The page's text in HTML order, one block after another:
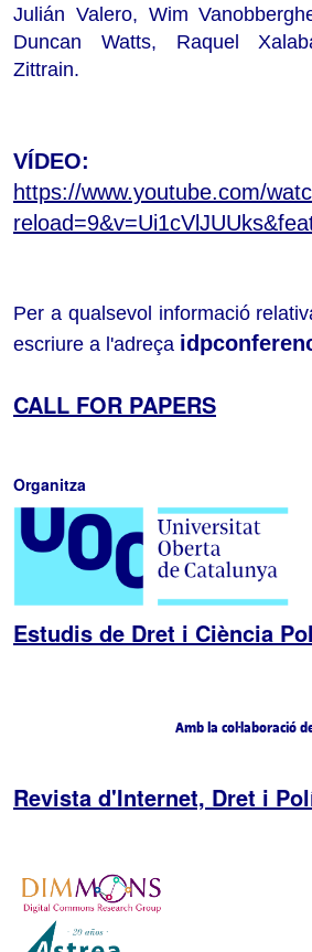
Julián Valero, Wim
Duncan Watts, Raquel
Zittrain.
VÍDEO:
https://www.youtube.com/
Per a qualsevol informació
escriure a l'adreça
CALL FOR PAPERS
Organitza
Estudis de Dret i Ciència
Amb la col·laboració
Revista d'Internet, Dret i